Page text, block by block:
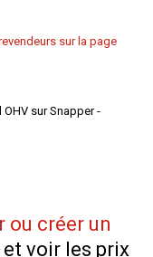
sur la page
OHV sur Snapper -
ou créer un
voir les prix